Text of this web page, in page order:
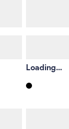
Loading...